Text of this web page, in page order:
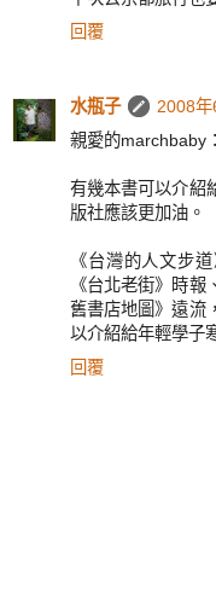
回覆
水瓶子
2008
親愛的marchbaby：
有幾本書可以介紹
版社應該更加油。
《台灣的人文步
《台北老街》時
舊書店地圖》遠流
以介紹給年輕學子
回覆